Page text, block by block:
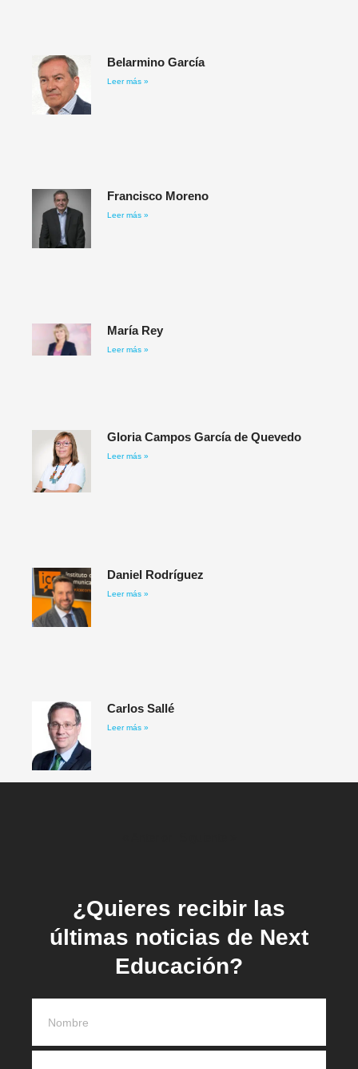
Belarmino García​
Leer más »
Francisco Moreno
Leer más »
María Rey
Leer más »
Gloria Campos García de Quevedo
Leer más »
Daniel Rodríguez​
Leer más »
Carlos Sallé
Leer más »
¿Quieres recibir las
últimas noticias de Next
Educación?